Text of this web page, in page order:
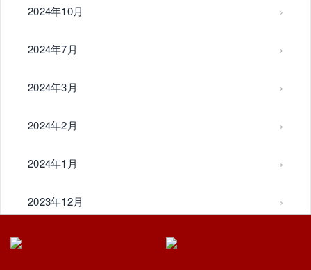
2024年10月
2024年7月
2024年3月
2024年2月
2024年1月
2023年12月